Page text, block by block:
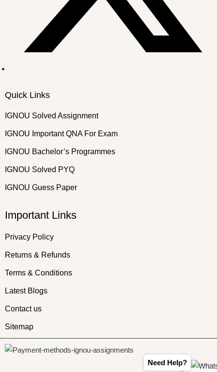
Quick Links
IGNOU Solved Assignment
IGNOU Important QNA For Exam
IGNOU Bachelor’s Programmes
IGNOU Solved PYQ
IGNOU Guess Paper
Important Links
Privacy Policy
Returns & Refunds
Terms & Conditions
Latest Blogs
Contact us
Sitemap
Need Help?